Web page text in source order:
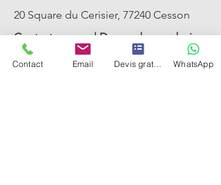
​20 Square du Cerisier, 77240 Cesson
Contactez-nous|Demandez un devis
06 60 20 46 97
Contact Email WhatsApp